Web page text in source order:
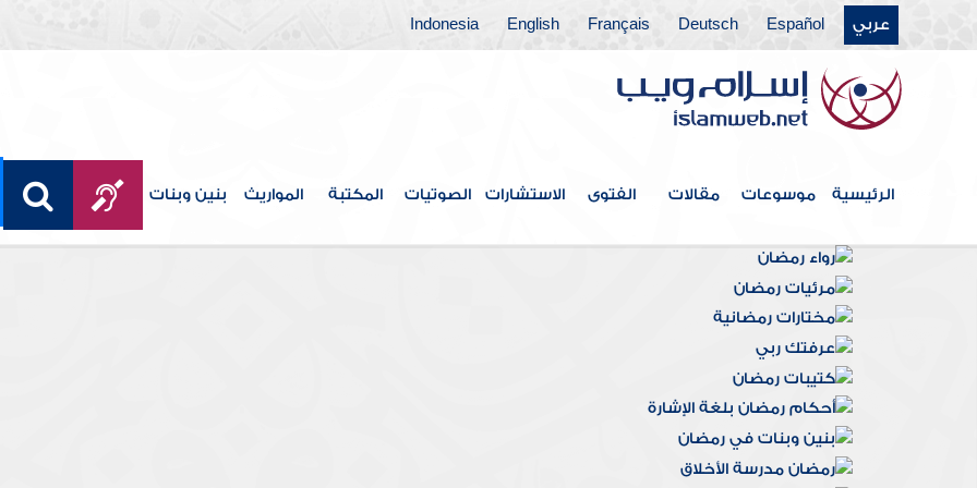
عربي Español
Deutsch
Français
English
Indonesia
الرئيسية موسوعات مقالات الفتوى الاستشارات الصوتيات المكتبة المواريث بنين وبنات